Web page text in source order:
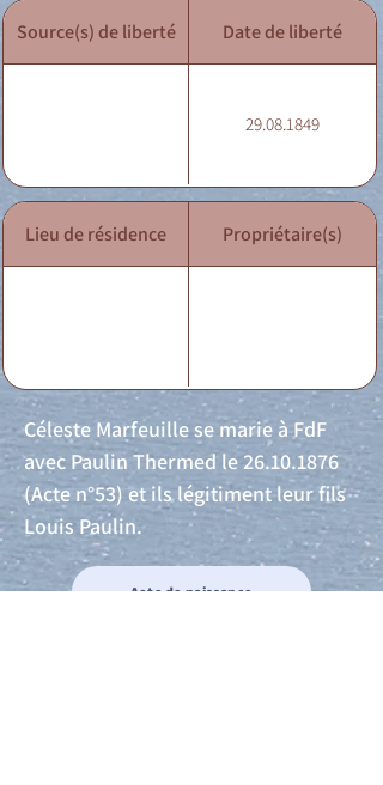
Source(s) de liberté Date de liberté
29.08.1849
Lieu de résidence Propriétaire(s)
Céleste Marfeuille se marie à FdF
avec Paulin Thermed le26.10.1876
(Acte n°53) et ils légitiment leur fils
Louis Paulin.
Acte de naissance